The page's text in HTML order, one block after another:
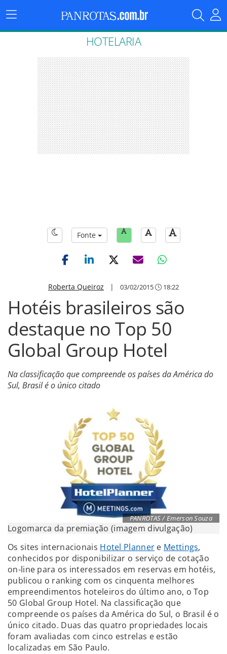
Menu
Principal
HOTELARIA
Fonte
Roberta Queiroz | 03/02/2015 18:22
Hotéis brasileiros são
destaque no Top 50
Global Group Hotel
Na classificação que compreende os países da América do
Sul, Brasil é o único citado
PANROTAS / Emerson Souza
Logomarca da premiação (imagem divulgação)
Os sites internacionais Hotel Planner e Mettings,
conhecidos por disponibilizar o serviço de cotação
on-line para os interessados em reservas em hotéis,
publicou o ranking com os cinquenta melhores
empreendimentos hoteleiros do último ano, o Top
50 Global Group Hotel. Na classificação que
compreende os países da América do Sul, o Brasil é o
único citado. Duas das quatro propriedades locais
foram avaliadas com cinco estrelas e estão
localizadas em São Paulo.